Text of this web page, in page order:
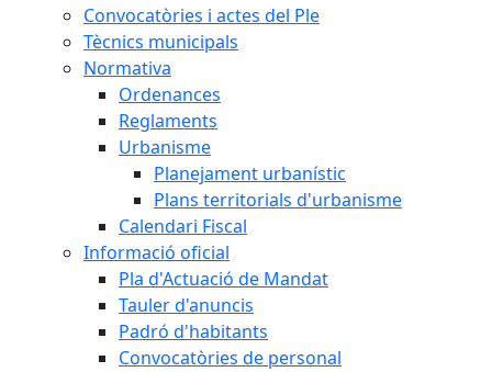
Convocatòries i actes del Ple
Tècnics municipals
Normativa
Ordenances
Reglaments
Urbanisme
Planejament urbanístic
Plans territorials d'urbanisme
Calendari Fiscal
Informació oficial
Pla d'Actuació de Mandat
Tauler d'anuncis
Padró d'habitants
Convocatòries de personal